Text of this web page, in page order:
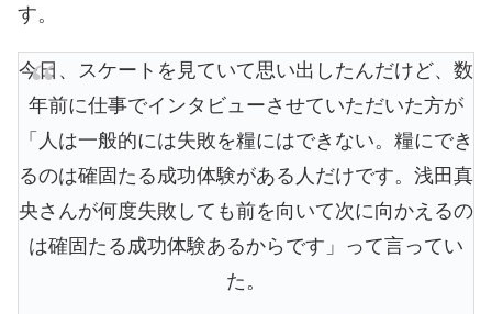
す。
今日、スケートを見ていて思い出したんだけど、数
年前に仕事でインタビューさせていただいた方が
「人は一般的には失敗を糧にはできない。糧にでき
るのは確固たる成功体験がある人だけです。浅田真
央さんが何度失敗しても前を向いて次に向かえるの
は確固たる成功体験あるからです」って言ってい
た。